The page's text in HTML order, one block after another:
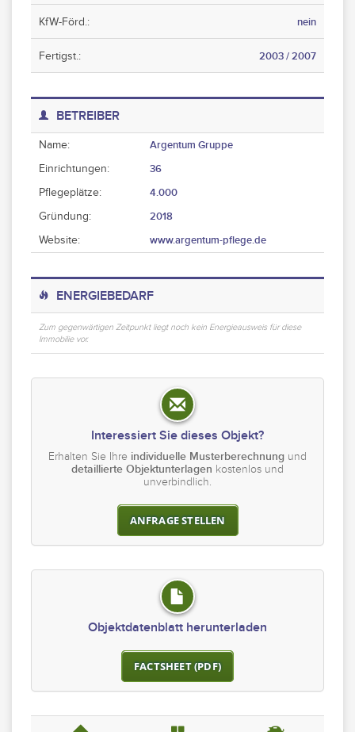
KfW-Förd.: nein
Fertigst.: 2003 / 2007
BETREIBER
Name:
Argentum Gruppe
Einrichtungen:
36
Pflegeplätze:
4.000
Gründung:
2018
Website:
www.argentum-pflege.de
ENERGIEBEDARF
Zum gegenwärtigen Zeitpunkt liegt noch kein Energieausweis für diese
Immobilie vor.
Interessiert Sie dieses Objekt?
Erhalten Sie Ihre individuelle Musterberechnung und
detaillierte Objektunterlagen kostenlos und
unverbindlich.
ANFRAGE STELLEN
Objektdatenblatt herunterladen
FACTSHEET (PDF)